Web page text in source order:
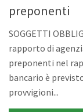
preponenti
SOGGETTI
rapporto di
preponenti nel
bancario è
provvigioni...